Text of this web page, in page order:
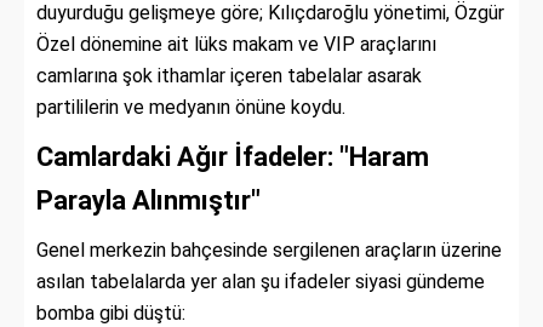
duyurduğu gelişmeye göre; Kılıçdaroğlu yönetimi, Özgür
Özel dönemine ait lüks makam ve VIP araçlarını
camlarına şok ithamlar içeren tabelalar asarak
partililerin ve medyanın önüne koydu.
Camlardaki Ağır İfadeler: "Haram
Parayla Alınmıştır"
Genel merkezin bahçesinde sergilenen araçların üzerine
asılan tabelalarda yer alan şu ifadeler siyasi gündeme
bomba gibi düştü: